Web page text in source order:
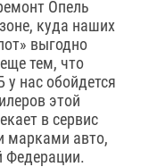
Опель
куда наших
выгодно
тем, что
нас обойдется
этой
в сервис
марками авто,
Федерации.